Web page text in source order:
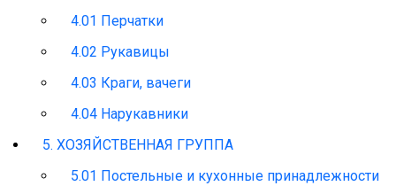
4.01 Перчатки
4.02 Рукавицы
4.03 Краги, вачеги
4.04 Нарукавники
5. ХОЗЯЙСТВЕННАЯ ГРУППА
5.01 Постельные и кухонные принадлежности